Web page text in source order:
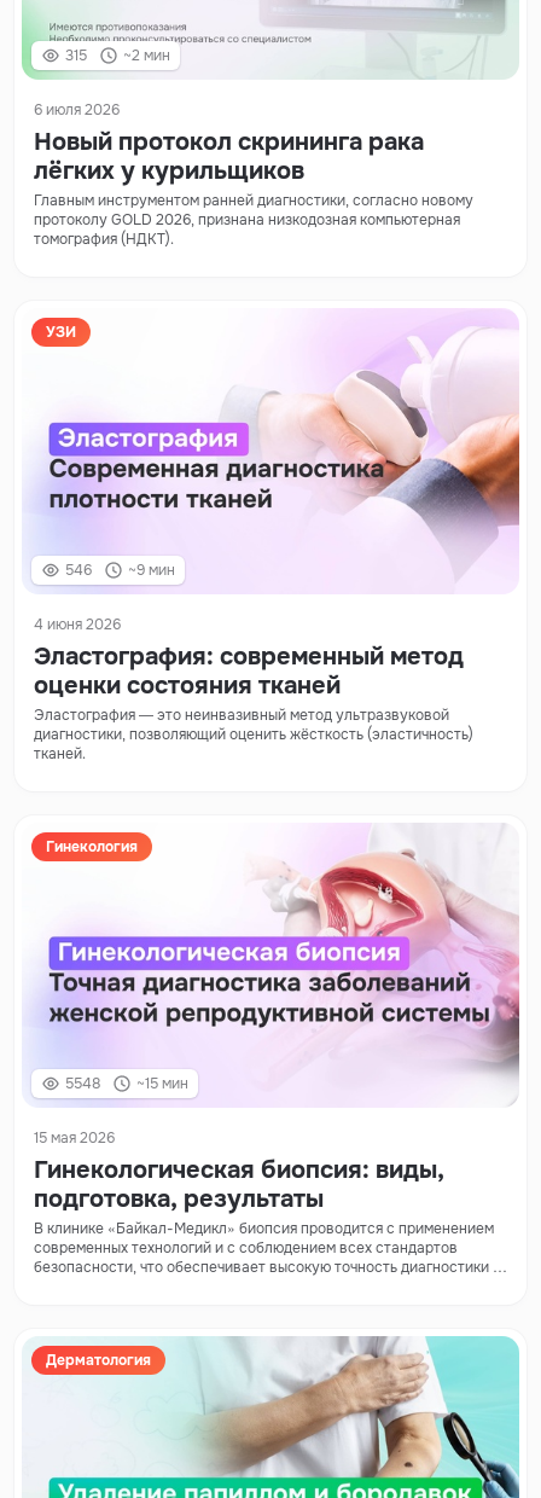
315 ~2 мин
6 июля 2026
Новый протокол скрининга рака
лёгких у курильщиков
Главным инструментом ранней диагностики, согласно новому
протоколу GOLD 2026, признана низкодозная компьютерная
томография (НДКТ).
546 ~9 мин
УЗИ
4 июня 2026
Эластография: современный метод
оценки состояния тканей
Эластография — это неинвазивный метод ультразвуковой
диагностики, позволяющий оценить жёсткость (эластичность)
тканей.
5548 ~15 мин
Гинекология
15 мая 2026
Гинекологическая биопсия: виды,
подготовка, результаты
В клинике «Байкал-Медикл» биопсия проводится с применением
современных технологий и с соблюдением всех стандартов
безопасности, что обеспечивает высокую точность диагностики и
Дерматология